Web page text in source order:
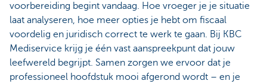
voorbereiding begint vandaag. Hoe vroeger je je situatie
laat analyseren, hoe meer opties je hebt om fiscaal
voordelig en juridisch correct te werk te gaan. Bij KBC
Mediservice krijg je één vast aanspreekpunt dat jouw
leefwereld begrijpt. Samen zorgen we ervoor dat je
professioneel hoofdstuk mooi afgerond wordt – en je